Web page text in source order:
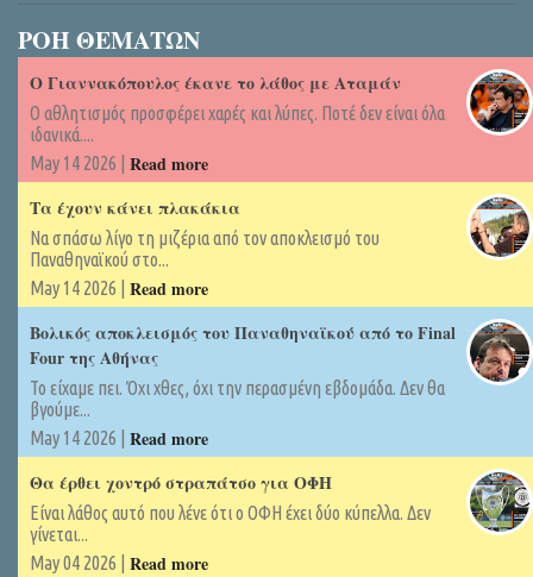
ΡΟΗ ΘΕΜΑΤΩΝ
Ο Γιαννακόπουλος έκανε το λάθος με Αταμάν
Ο αθλητισμός προσφέρει χαρές και λύπες. Ποτέ δεν είναι όλα
ιδανικά....
May 14 2026 | Read more
Τα έχουν κάνει πλακάκια
Να σπάσω λίγο τη μιζέρια από τον αποκλεισμό του
Παναθηναϊκού στο...
May 14 2026 | Read more
Βολικός αποκλεισμός του Παναθηναϊκού από το Final
Four της Αθήνας
Το είχαμε πει. Όχι χθες, όχι την περασμένη εβδομάδα. Δεν θα
βγούμε...
May 14 2026 | Read more
Θα έρθει χοντρό στραπάτσο για ΟΦΗ
Είναι λάθος αυτό που λένε ότι ο ΟΦΗ έχει δύο κύπελλα. Δεν
γίνεται...
May 04 2026 | Read more